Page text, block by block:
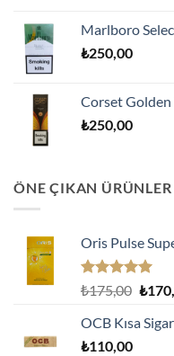
Marlboro
₺250,00
Corset Golden
₺250,00
ÖNE ÇIKAN ÜRÜNLER
Oris Pulse
5 üzerinden
oy
aldı
₺175,00 ₺
OCB Kısa
₺110,00